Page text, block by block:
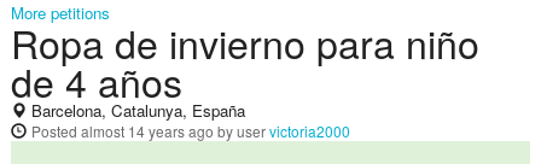
More petitions
Ropa de invierno para niño
de 4 años
Barcelona, Catalunya, España
Posted almost 14 years ago by uservictoria2000